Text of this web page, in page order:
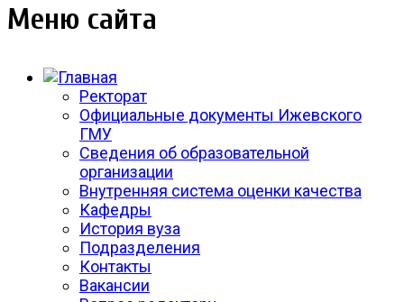
Меню сайта
Ректорат
Официальные документы Ижевского
ГМУ
Сведения об образовательной
организации
Внутренняя система оценки качества
Кафедры
История вуза
Подразделения
Контакты
Вакансии